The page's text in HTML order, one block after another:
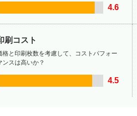
4.6
刷コスト
格と印刷枚数を考慮して、コストパフォー
ンスは高いか？
4.5